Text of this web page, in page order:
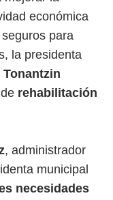
económica
para
la presidenta
Tonantzin
rehabilitación
, administrador
municipal
necesidades